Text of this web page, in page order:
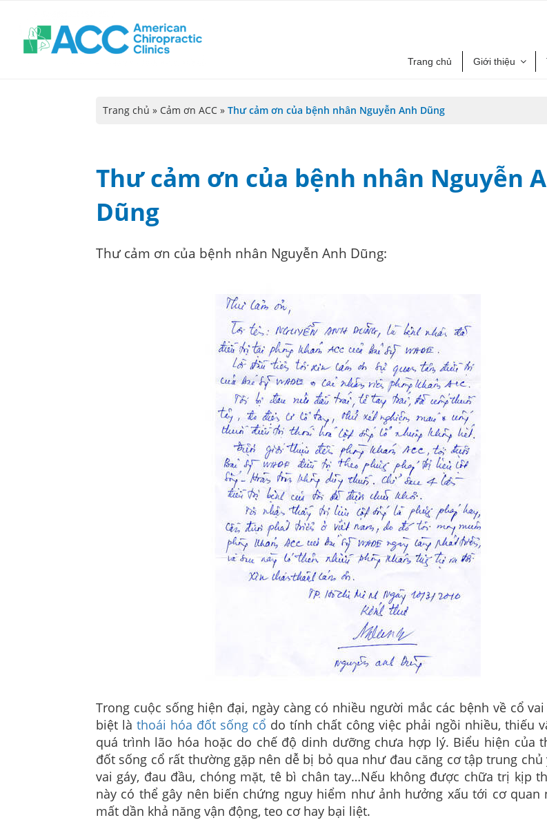
Trang chủ Giới thiệu
Trang chủ » Cảm ơn ACC » Thư cảm ơn của bệnh nhân Nguyễn Anh Dũng
Thư cảm ơn của bệnh nhân Nguyễn
Dũng
Thư cảm ơn của bệnh nhân Nguyễn Anh Dũng:
Trong cuộc sống hiện đại, ngày càng có nhiều người mắc các bệnh về cổ vai
biệt làthoái hóa đốt sống cổ do tính chất công việc phải ngồi nhiều, thiếu
quá trình lão hóa hoặc do chế độ dinh dưỡng chưa hợp lý. Biểu hiện của
đốt sống cổ rất thường gặp nên dễ bị bỏ qua như đau căng cơ tập trung chủ
vai gáy, đau đầu, chóng mặt, tê bì chân tay…Nếu không được chữa trị kịp
này có thể gây nên biến chứng nguy hiểm như ảnh hưởng xấu tới cơ quan
mất dần khả năng vận động, teo cơ hay bại liệt.